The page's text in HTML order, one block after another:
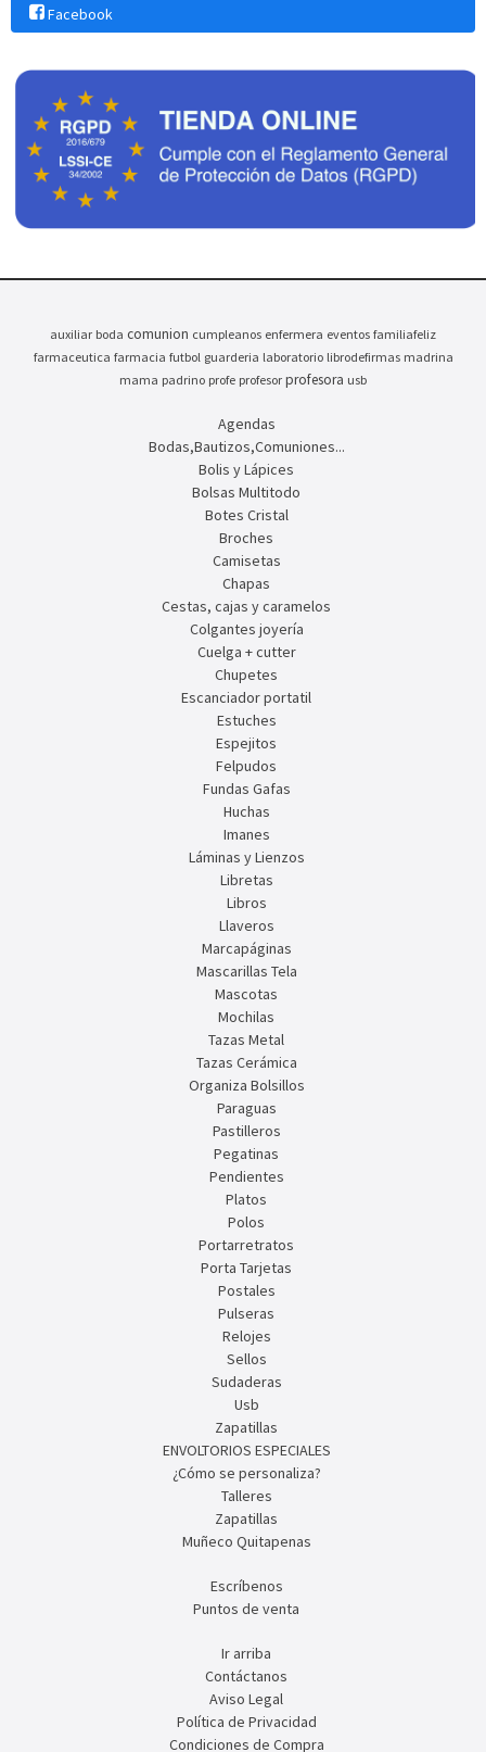
Facebook
auxiliar boda comunion cumpleanos enfermera eventos familiafeliz
farmaceutica farmacia futbol guarderia laboratorio librodefirmas madrina
mama padrino profe profesor profesora usb
Agendas
Bodas,Bautizos,Comuniones...
Bolis y Lápices
Bolsas Multitodo
Botes Cristal
Broches
Camisetas
Chapas
Cestas, cajas y caramelos
Colgantes joyería
Cuelga + cutter
Chupetes
Escanciador portatil
Estuches
Espejitos
Felpudos
Fundas Gafas
Huchas
Imanes
Láminas y Lienzos
Libretas
Libros
Llaveros
Marcapáginas
Mascarillas Tela
Mascotas
Mochilas
Tazas Metal
Tazas Cerámica
Organiza Bolsillos
Paraguas
Pastilleros
Pegatinas
Pendientes
Platos
Polos
Portarretratos
Porta Tarjetas
Postales
Pulseras
Relojes
Sellos
Sudaderas
Usb
Zapatillas
ENVOLTORIOS ESPECIALES
¿Cómo se personaliza?
Talleres
Zapatillas
Muñeco Quitapenas
Escríbenos
Puntos de venta
Ir arriba
Contáctanos
Aviso Legal
Política de Privacidad
Condiciones de Compra